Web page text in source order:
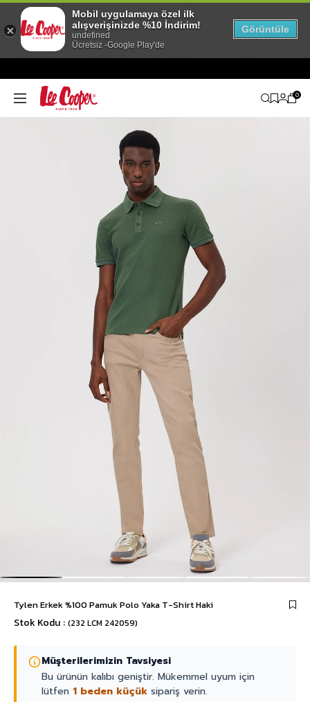
0
Tylen Erkek %100 Pamuk Polo Yaka T-Shirt Haki
Stok Kodu (232 LCM 242059)
Müşterilerimizin Tavsiyesi
Bu ürünün kalıbı geniştir. Mükemmel uyum için
lütfen 1 beden küçük sipariş verin.
Mobil uygulamaya özel ilk
alışverişinizde %10 İndirim!
undefined
Ücretsiz -Google Play'de
Görüntüle